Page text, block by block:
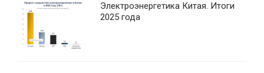
Электроэнергетика Китая. Итоги
2025 года